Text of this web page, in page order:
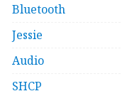
Bluetooth
Jessie
Audio
SHCP